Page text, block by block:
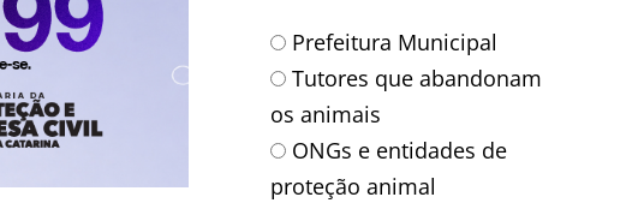
Prefeitura Municipal
Tutores que abandonam
os animais
ONGs e entidades de
proteção animal